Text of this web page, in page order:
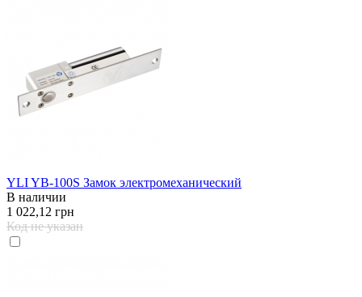
YLI YB-100S Замок электромеханический
В наличии
1 022,12 грн
Код не указан